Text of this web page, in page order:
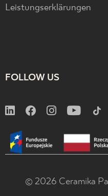
Leistungserklärungen
FOLLOW US
© 2026 Ceramika